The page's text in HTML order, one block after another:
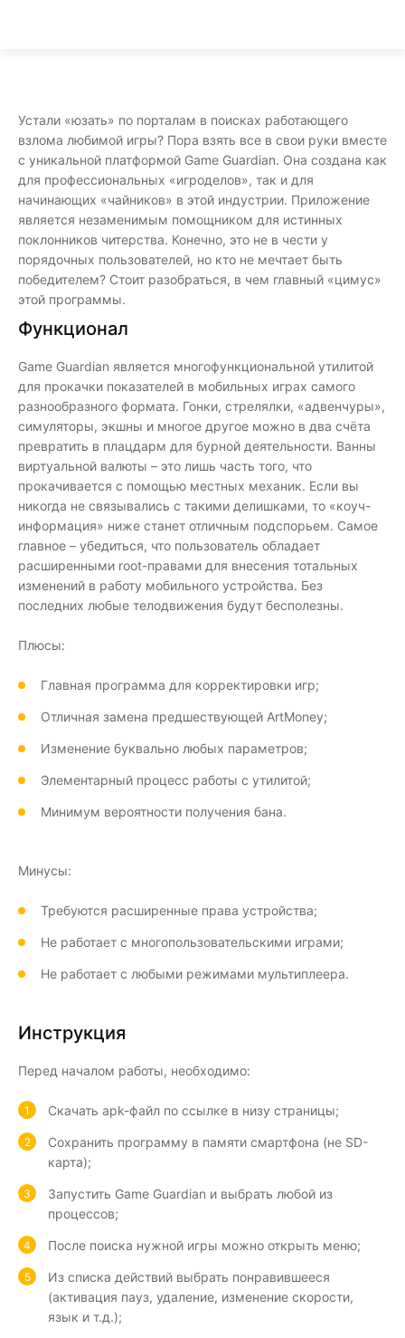
Устали «юзать» по порталам в поисках работающего
взлома любимой игры? Пора взять все в свои руки вместе
с уникальной платформой Game Guardian. Она создана как
для профессиональных «игроделов», так и для
начинающих «чайников» в этой индустрии. Приложение
является незаменимым помощником для истинных
поклонников читерства. Конечно, это не в чести у
порядочных пользователей, но кто не мечтает быть
победителем? Стоит разобраться, в чем главный «цимус»
этой программы.
Функционал
Game Guardian является многофункциональной утилитой
для прокачки показателей в мобильных играх самого
разнообразного формата. Гонки, стрелялки, «адвенчуры»,
симуляторы, экшны и многое другое можно в два счёта
превратить в плацдарм для бурной деятельности. Ванны
виртуальной валюты – это лишь часть того, что
прокачивается с помощью местных механик. Если вы
никогда не связывались с такими делишками, то «коуч-
информация» ниже станет отличным подспорьем. Самое
главное – убедиться, что пользователь обладает
расширенными root-правами для внесения тотальных
изменений в работу мобильного устройства. Без
последних любые телодвижения будут бесполезны.
Плюсы:
Главная программа для корректировки игр;
Отличная замена предшествующей ArtMoney;
Изменение буквально любых параметров;
Элементарный процесс работы с утилитой;
Минимум вероятности получения бана.
Минусы:
Требуются расширенные права устройства;
Не работает с многопользовательскими играми;
Не работает с любыми режимами мультиплеера.
Инструкция
Перед началом работы, необходимо:
Скачать apk-файл по ссылке в низу страницы;
Сохранить программу в памяти смартфона (не SD-
карта);
Запустить Game Guardian и выбрать любой из
процессов;
После поиска нужной игры можно открыть меню;
Из списка действий выбрать понравившееся
(активация пауз, удаление, изменение скорости,
язык и т.д.);